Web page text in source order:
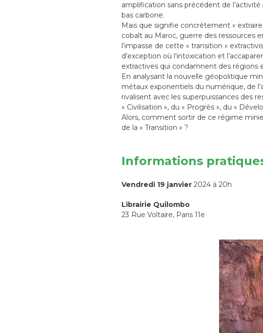
amplification sans précédent de
bas carbone.
Mais que signifie concrètement «
cobalt au Maroc, guerre des ressources
l’impasse de cette « transition »
d’exception où l’intoxication et
extractives qui condamnent des régions
En analysant la nouvelle géopolitique
métaux exponentiels du numérique, de
rivalisent avec les superpuissances des
« Civilisation », du « Progrès », du «
Alors, comment sortir de ce régime
de la « Transition » ?
Informations
Vendredi 19 janvier2024 à 20h
Librairie Quilombo
23 Rue Voltaire, Paris 11e